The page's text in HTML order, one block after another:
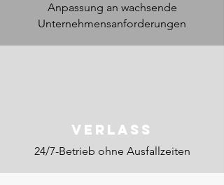
Anpassung an wachsende
Unternehmensanforderungen
Verlass
24/7-Betrieb ohne Ausfallzeiten